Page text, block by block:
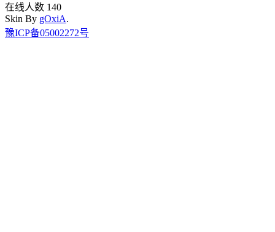
在线人数 140
Skin By gOxiA.
豫ICP备05002272号